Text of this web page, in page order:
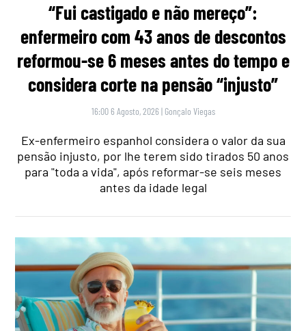
“Fui castigado e não mereço”:
enfermeiro com 43 anos de descontos
reformou-se 6 meses antes do tempo e
considera corte na pensão “injusto”
16:00 6 Agosto, 2026 | Gonçalo Viegas
Ex-enfermeiro espanhol considera o valor da sua
pensão injusto, por lhe terem sido tirados 50 anos
para "toda a vida", após reformar-se seis meses
antes da idade legal